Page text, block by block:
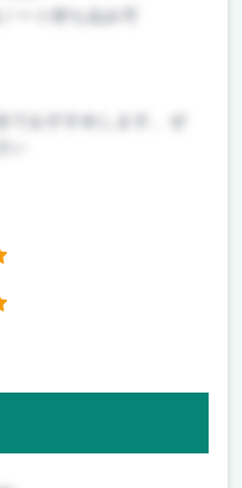
ート持ち込み可
でおすすめします。ぜ